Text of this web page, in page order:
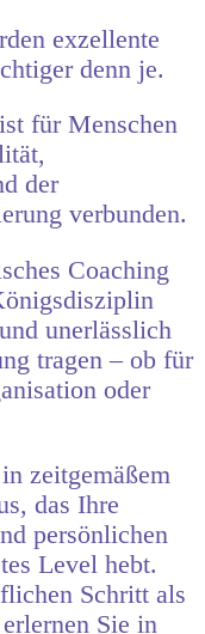
exzellente
denn je.
für Menschen
der
verbunden.
Coaching
unerlässlich
tragen – ob für
oder
zeitgemäßem
das Ihre
persönlichen
Level hebt.
Schritt als
Sie in